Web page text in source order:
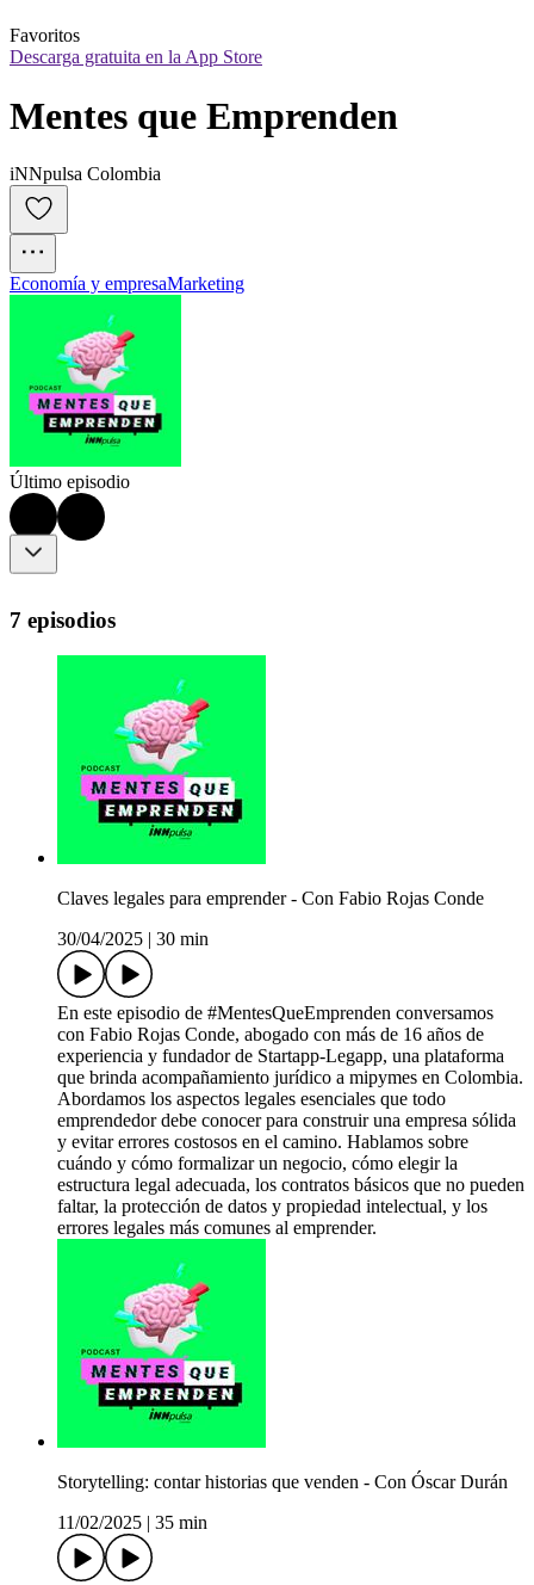
Favoritos
Descarga gratuita en la App Store
Mentes que Emprenden
iNNpulsa Colombia
Economía y empresaMarketing
Último episodio
7 episodios
Claves legales para emprender - Con Fabio Rojas Conde
30/04/2025
30 min
En este episodio de #MentesQueEmprenden conversamos
con Fabio Rojas Conde, abogado con más de 16 años de
experiencia y fundador de Startapp-Legapp, una plataforma
que brinda acompañamiento jurídico a mipymes en Colombia.
Abordamos los aspectos legales esenciales que todo
emprendedor debe conocer para construir una empresa sólida
y evitar errores costosos en el camino. Hablamos sobre
cuándo y cómo formalizar un negocio, cómo elegir la
estructura legal adecuada, los contratos básicos que no pueden
faltar, la protección de datos y propiedad intelectual, y los
errores legales más comunes al emprender.
Storytelling: contar historias que venden - Con Óscar Durán
11/02/2025
35 min